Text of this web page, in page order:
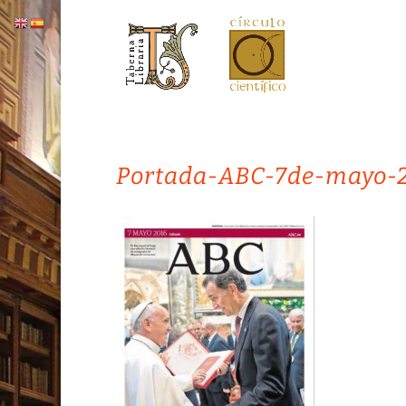
Portada-ABC-7de-mayo-